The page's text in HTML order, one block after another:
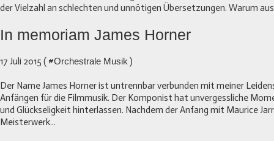
der Vielzahl an schlechten und unnötigen Übersetzungen. Warum
In memoriam James Horner
17 Juli 2015 ( #Orchestrale Musik )
Der Name James Horner ist untrennbar verbunden mit meiner
Anfängen für die Filmmusik. Der Komponist hat unvergessliche
und Glückseligkeit hinterlassen. Nachdem der Anfang mit Maurice
Meisterwerk...